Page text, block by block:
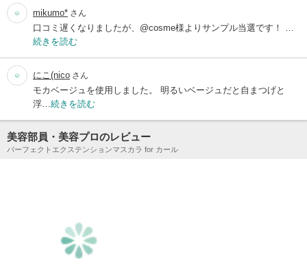
mikumo* さん
口コミ遅くなりましたが、@cosme様よりサンプル当選です！ …
続きを読む
にこ(nico さん
モカベージュを使用しました。 明るいベージュだと自まつげと
浮… 続きを読む
美容部員・美容プロのレビュー
パーフェクトエクステンションマスカラ for カール